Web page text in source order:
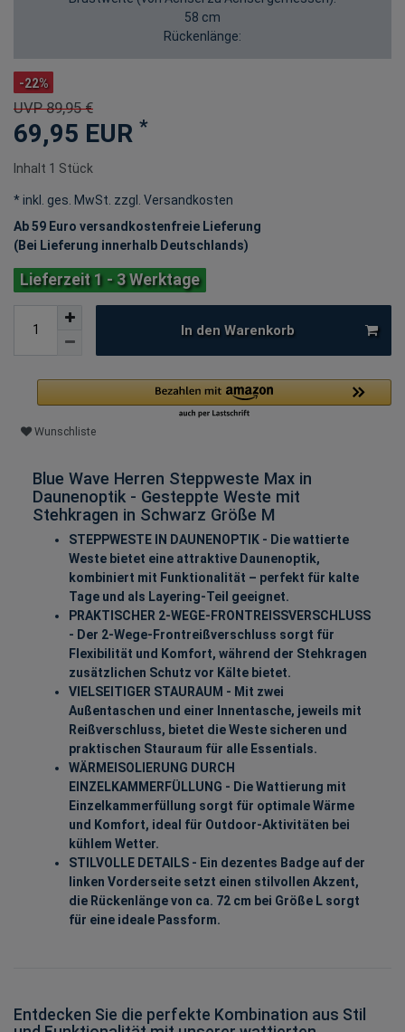
58 cm
Rückenlänge:
-22%
UVP 89,95 €
69,95 EUR *
Inhalt 1 Stück
* inkl. ges. MwSt. zzgl.
Versandkosten
Ab 59 Euro versandkostenfreie Lieferung
(Bei Lieferung innerhalb Deutschlands)
Lieferzeit 1 - 3 Werktage
In den Warenkorb
Wunschliste
Blue Wave Herren Steppweste Max in
Daunenoptik - Gesteppte Weste mit
Stehkragen in Schwarz Größe M
STEPPWESTE IN DAUNENOPTIK - Die wattierte
Weste bietet eine attraktive Daunenoptik,
kombiniert mit Funktionalität – perfekt für kalte
Tage und als Layering-Teil geeignet.
PRAKTISCHER 2-WEGE-FRONTREISSVERSCHLUSS
- Der 2-Wege-Frontreißverschluss sorgt für
Flexibilität und Komfort, während der Stehkragen
zusätzlichen Schutz vor Kälte bietet.
VIELSEITIGER STAURAUM - Mit zwei
Außentaschen und einer Innentasche, jeweils mit
Reißverschluss, bietet die Weste sicheren und
praktischen Stauraum für alle Essentials.
WÄRMEISOLIERUNG DURCH
EINZELKAMMERFÜLLUNG - Die Wattierung mit
Einzelkammerfüllung sorgt für optimale Wärme
und Komfort, ideal für Outdoor-Aktivitäten bei
kühlem Wetter.
STILVOLLE DETAILS - Ein dezentes Badge auf der
linken Vorderseite setzt einen stilvollen Akzent,
die Rückenlänge von ca. 72 cm bei Größe L sorgt
für eine ideale Passform.
Entdecken Sie die perfekte Kombination aus Stil